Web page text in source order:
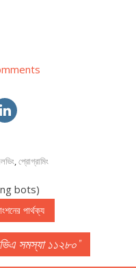
,প্রোগ্রামিং
bots)
পার্থক্য
সমস্যা ১১২৮০”